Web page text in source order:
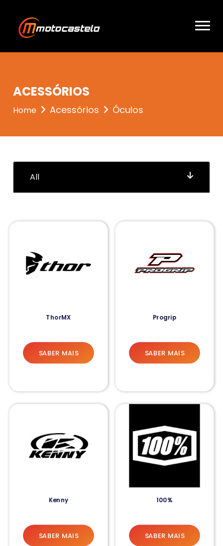
ACESSÓRIOS
Home Acessórios Óculos
All
ThorMX
SABER MAIS
Progrip
SABER MAIS
Kenny
SABER MAIS
100%
SABER MAIS